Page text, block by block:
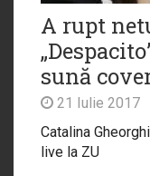
A rupt
sună
21 Iulie 2017
Catalina
live la ZU